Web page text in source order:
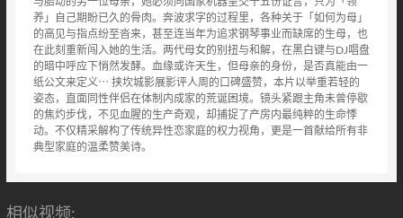
养」自己期盼已久的骨肉。奔波求字的过程里，各种关于「如何为母」
的高见与指点纷至沓来，甚至连当年为追求钢琴事业而缺席的生母，也
在此刻重新闯入她的生活。两代母女的别扭与和解，在黑白键与DJ唱盘
的暗中呼应下悄然发酵。血缘或许天生，但母亲的身份，是否真能由一
纸公文来定义⋯ 挟坎城影展影评人周的口碑盛赞，本片以举重若轻的
姿态，直面同性伴侣在体制内成家的荒诞困境。镜头紧跟主角未曾停歇
的焦灼步伐，不见血腥的生产奇观，却捕捉了产房内最纯粹的生命悸
动。不仅精采解构了传统异性恋家庭的权力视角，更是一首献给所有非
典型家庭的温柔赞美诗。
相似视频: